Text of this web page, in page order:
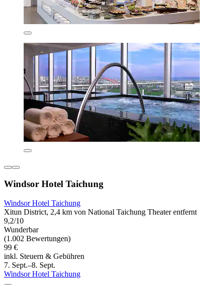
Windsor Hotel Taichung
Windsor Hotel Taichung
Xitun District, 2,4 km von National Taichung Theater entfernt
9,2/10
Wunderbar
(1.002 Bewertungen)
99 €
inkl. Steuern & Gebühren
7. Sept.–8. Sept.
Windsor Hotel Taichung